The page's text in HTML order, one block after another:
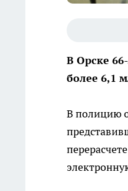
В Орске
более 6,1
В полицию